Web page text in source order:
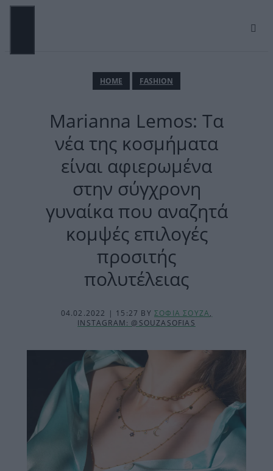
Μετάβαση
ΗΟΜΕ FASHION
Marianna Lemos: Tα
νέα της κοσμήματα
είναι αφιερωμένα
στην σύγχρονη
γυναίκα που αναζητά
κομψές επιλογές
προσιτής
πολυτέλειας
04.02.2022 | 15:27 BY ΣΟΦΙΑ ΣΟΥΖΑ,
INSTAGRAM: @SOUZASOFIAS